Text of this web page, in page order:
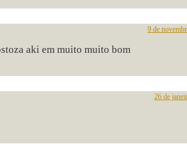
9 de
aki em muito muito bom
26 de